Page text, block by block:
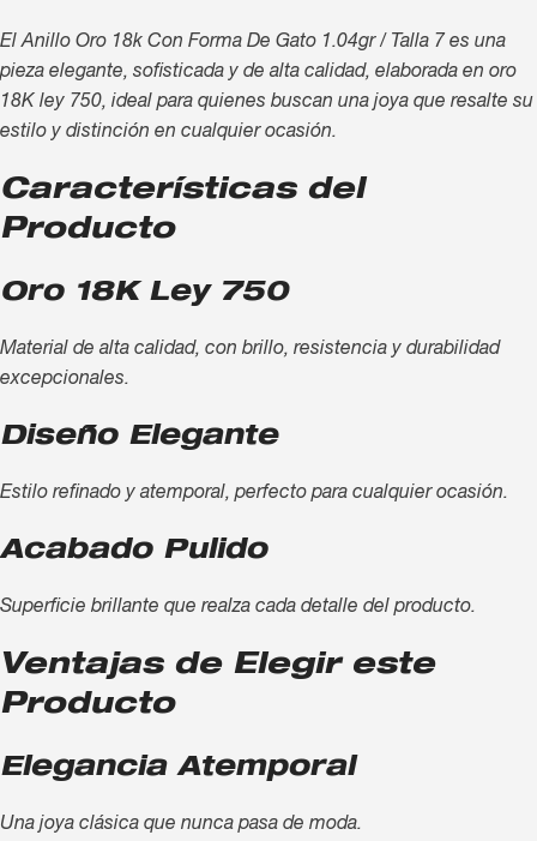
El Anillo Oro 18k Con Forma De Gato 1.04gr / Talla 7 es una
pieza elegante, sofisticada y de alta calidad, elaborada en oro
18K ley 750, ideal para quienes buscan una joya que resalte su
estilo y distinción en cualquier ocasión.
Características del
Producto
Oro 18K Ley 750
Material de alta calidad, con brillo, resistencia y durabilidad
excepcionales.
Diseño Elegante
Estilo refinado y atemporal, perfecto para cualquier ocasión.
Acabado Pulido
Superficie brillante que realza cada detalle del producto.
Ventajas de Elegir este
Producto
Elegancia Atemporal
Una joya clásica que nunca pasa de moda.